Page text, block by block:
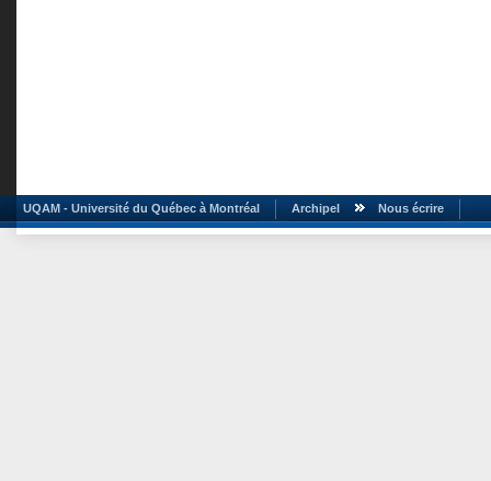
UQAM - Université du Québec à Montréal Archipel Nous écrire